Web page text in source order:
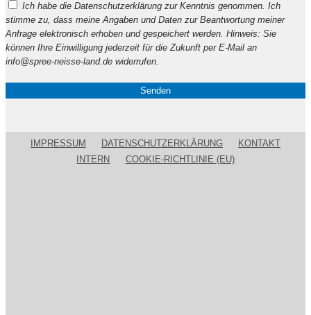
lasse
Feld
leer.
Ich habe die Datenschutzerklärung zur Kenntnis genommen. Ich
stimme zu, dass meine Angaben und Daten zur Beantwortung meiner
Anfrage elektronisch erhoben und gespeichert werden. Hinweis: Sie
können Ihre Einwilligung jederzeit für die Zukunft per E-Mail an
info@spree-neisse-land.de widerrufen.
IMPRESSUM DATENSCHUTZERKLÄRUNG
KONTAKT
INTERN
COOKIE-RICHTLINIE (EU)